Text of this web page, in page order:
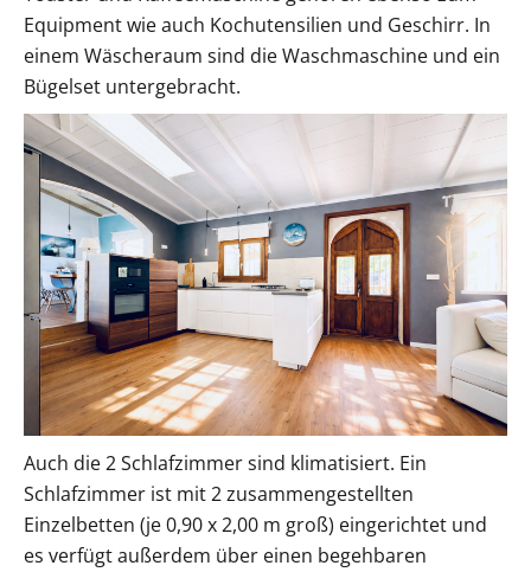
Equipment wie auch Kochutensilien und Geschirr. In
einem Wäscheraum sind die Waschmaschine und ein
Bügelset untergebracht.
Auch die 2 Schlafzimmer sind klimatisiert. Ein
Schlafzimmer ist mit 2 zusammengestellten
Einzelbetten (je 0,90 x 2,00 m groß) eingerichtet und
es verfügt außerdem über einen begehbaren